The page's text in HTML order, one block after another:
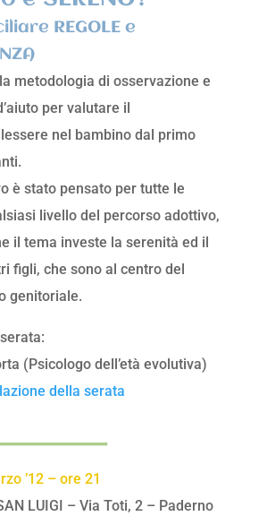
REGOLE e
metodologia di osservazione e
per valutare il
nel bambino dal primo
è stato pensato per tutte le
livello del percorso adottivo,
il tema investe la serenità ed il
figli, che sono al centro del
genitoriale.
(Psicologo dell’età evolutiva)
della serata
’12 – ore 21
LUIGI – Via Toti, 2 – Paderno